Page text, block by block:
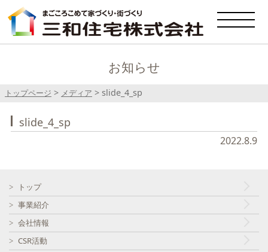
お知らせ
トップページ > メディア > slide_4_sp
slide_4_sp
2022.8.9
トップ
事業紹介
会社情報
CSR活動